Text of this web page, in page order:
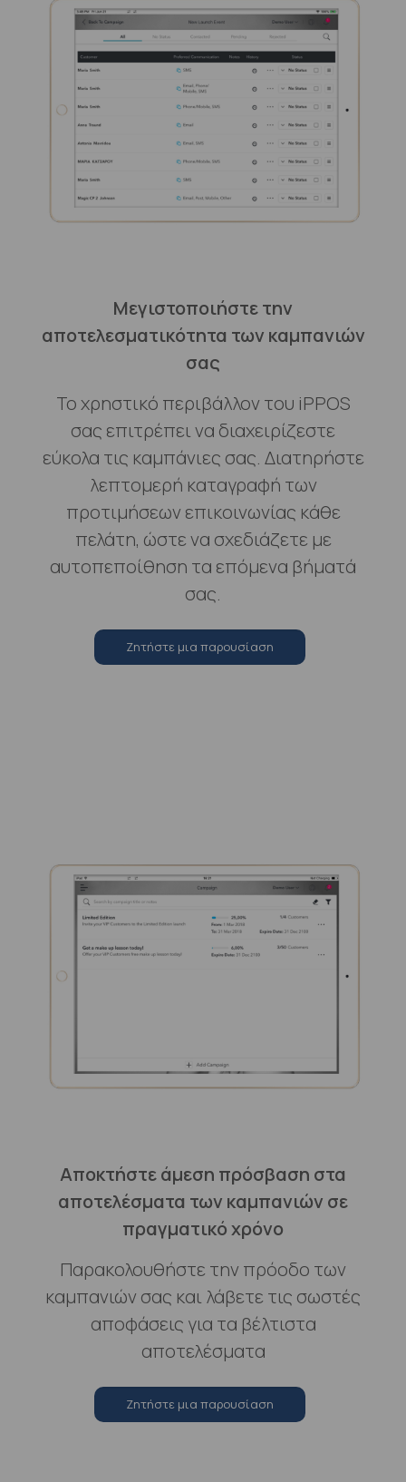
Μεγιστοποιήστε την
αποτελεσματικότητα των καμπανιών
σας
Το χρηστικό περιβάλλον του iPPOS
σας επιτρέπει να διαχειρίζεστε
εύκολα τις καμπάνιες σας. Διατηρήστε
λεπτομερή καταγραφή των
προτιμήσεων επικοινωνίας κάθε
πελάτη, ώστε να σχεδιάζετε με
αυτοπεποίθηση τα επόμενα βήματά
σας.
Zητήστε μια παρουσίαση
Αποκτήστε άμεση πρόσβαση στα
αποτελέσματα των καμπανιών σε
πραγματικό χρόνο
Παρακολουθήστε την πρόοδο των
καμπανιών σας και λάβετε τις σωστές
αποφάσεις για τα βέλτιστα
αποτελέσματα
Zητήστε μια παρουσίαση